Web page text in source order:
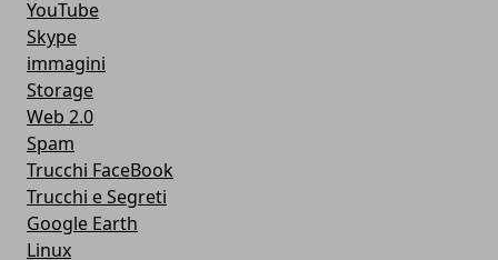
YouTube
Skype
immagini
Storage
Web 2.0
Spam
Trucchi FaceBook
Trucchi e Segreti
Google Earth
Linux